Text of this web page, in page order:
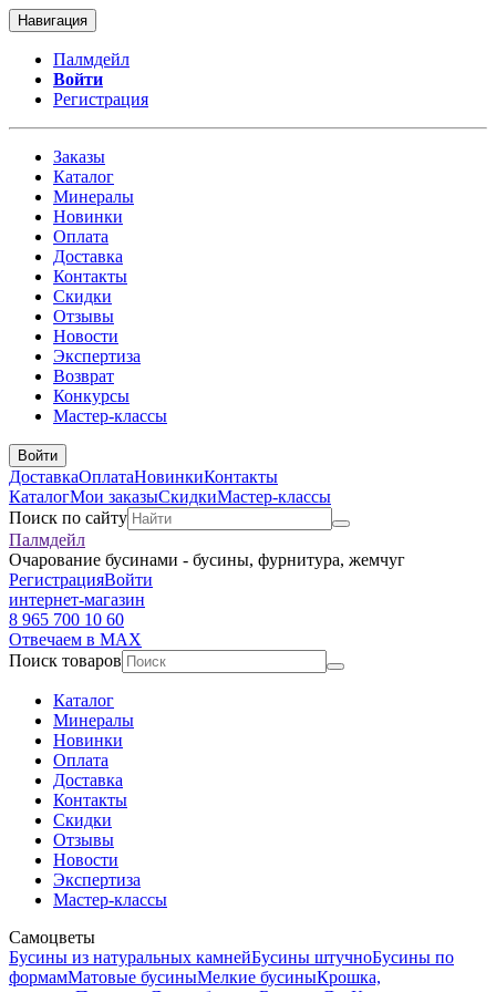
Навигация
Палмдейл
Войти
Регистрация
Заказы
Каталог
Минералы
Новинки
Оплата
Доставка
Контакты
Скидки
Отзывы
Новости
Экспертиза
Возврат
Конкурсы
Мастер-классы
Войти
ДоставкаОплатаНовинкиКонтакты
КаталогМои заказыСкидкиМастер-классы
Поиск по сайту
Палмдейл
Очарование бусинами - бусины, фурнитура, жемчуг
РегистрацияВойти
интернет-магазин
8 965 700 10 60
Отвечаем в MAX
Поиск товаров
Каталог
Минералы
Новинки
Оплата
Доставка
Контакты
Скидки
Отзывы
Новости
Экспертиза
Мастер-классы
Самоцветы
Бусины из натуральных камнейБусины штучноБусины по
формамМатовые бусиныМелкие бусиныКрошка,